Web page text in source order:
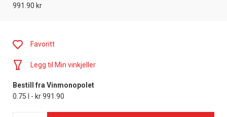
991.90 kr
Favoritt
Legg til Min vinkjeller
Bestill fra Vinmonopolet
0.75 l - kr 991.90